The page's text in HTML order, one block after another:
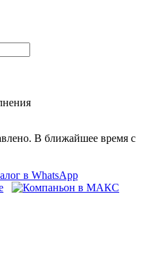
В ближайшее время с